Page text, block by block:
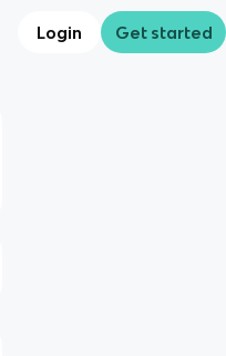
Login Get started